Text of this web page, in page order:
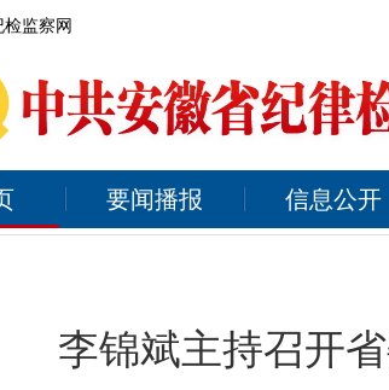
监察网
要闻播报 信息公开
李锦斌主持召开